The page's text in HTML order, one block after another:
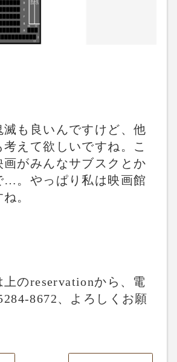
滅も良いんですけど、他
えて欲しいですね。こ
画がみんなサブスクとか
…。やっぱり私は映画館
。
上のreservationから、電
8672、よろしくお願